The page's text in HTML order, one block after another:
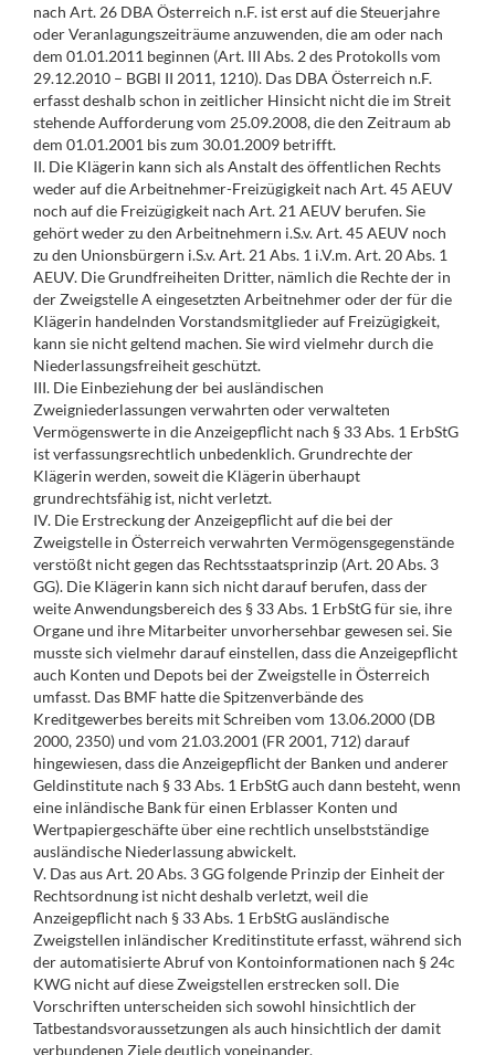
nach Art. 26 DBA Österreich n.F. ist erst auf die Steuerjahre
oder Veranlagungszeiträume anzuwenden, die am oder nach
dem 01.01.2011 beginnen (Art. III Abs. 2 des Protokolls vom
29.12.2010 – BGBl II 2011, 1210). Das DBA Österreich n.F.
erfasst deshalb schon in zeitlicher Hinsicht nicht die im Streit
stehende Aufforderung vom 25.09.2008, die den Zeitraum ab
dem 01.01.2001 bis zum 30.01.2009 betrifft.
II. Die Klägerin kann sich als Anstalt des öffentlichen Rechts
weder auf die Arbeitnehmer-Freizügigkeit nach Art. 45 AEUV
noch auf die Freizügigkeit nach Art. 21 AEUV berufen. Sie
gehört weder zu den Arbeitnehmern i.S.v. Art. 45 AEUV noch
zu den Unionsbürgern i.S.v. Art. 21 Abs. 1 i.V.m. Art. 20 Abs. 1
AEUV. Die Grundfreiheiten Dritter, nämlich die Rechte der in
der Zweigstelle A eingesetzten Arbeitnehmer oder der für die
Klägerin handelnden Vorstandsmitglieder auf Freizügigkeit,
kann sie nicht geltend machen. Sie wird vielmehr durch die
Niederlassungsfreiheit geschützt.
III. Die Einbeziehung der bei ausländischen
Zweigniederlassungen verwahrten oder verwalteten
Vermögenswerte in die Anzeigepflicht nach § 33 Abs. 1 ErbStG
ist verfassungsrechtlich unbedenklich. Grundrechte der
Klägerin werden, soweit die Klägerin überhaupt
grundrechtsfähig ist, nicht verletzt.
IV. Die Erstreckung der Anzeigepflicht auf die bei der
Zweigstelle in Österreich verwahrten Vermögensgegenstände
verstößt nicht gegen das Rechtsstaatsprinzip (Art. 20 Abs. 3
GG). Die Klägerin kann sich nicht darauf berufen, dass der
weite Anwendungsbereich des § 33 Abs. 1 ErbStG für sie, ihre
Organe und ihre Mitarbeiter unvorhersehbar gewesen sei. Sie
musste sich vielmehr darauf einstellen, dass die Anzeigepflicht
auch Konten und Depots bei der Zweigstelle in Österreich
umfasst. Das BMF hatte die Spitzenverbände des
Kreditgewerbes bereits mit Schreiben vom 13.06.2000 (DB
2000, 2350) und vom 21.03.2001 (FR 2001, 712) darauf
hingewiesen, dass die Anzeigepflicht der Banken und anderer
Geldinstitute nach § 33 Abs. 1 ErbStG auch dann besteht, wenn
eine inländische Bank für einen Erblasser Konten und
Wertpapiergeschäfte über eine rechtlich unselbstständige
ausländische Niederlassung abwickelt.
V. Das aus Art. 20 Abs. 3 GG folgende Prinzip der Einheit der
Rechtsordnung ist nicht deshalb verletzt, weil die
Anzeigepflicht nach § 33 Abs. 1 ErbStG ausländische
Zweigstellen inländischer Kreditinstitute erfasst, während sich
der automatisierte Abruf von Kontoinformationen nach § 24c
KWG nicht auf diese Zweigstellen erstrecken soll. Die
Vorschriften unterscheiden sich sowohl hinsichtlich der
Tatbestandsvoraussetzungen als auch hinsichtlich der damit
verbundenen Ziele deutlich voneinander.